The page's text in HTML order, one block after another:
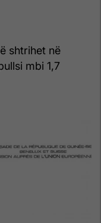
shtrihet në
mbi 1,7